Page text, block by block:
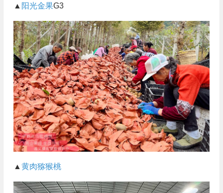
▲ 阳光金果G3
▲ 黄肉猕猴桃